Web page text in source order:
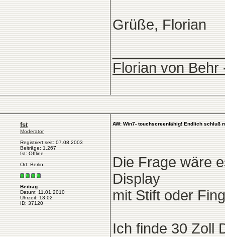
Grüße, Florian
Florian von Behr
fst
Moderator
Registriert seit: 07.08.2003
Beiträge: 1.267
fst: Offline
Ort: Berlin
Beitrag
Datum: 11.01.2010
Uhrzeit: 13:02
ID: 37120
AW: Win7- touchscreenfähig! Endlich schluß
Die Frage wäre
Display
mit Stift oder
Ich finde 30 Zoll